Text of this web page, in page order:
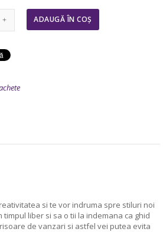
ADAUGĂ ÎN COȘ
si te vor indruma spre stiluri noi
liber si sa o tii la indemana ca ghid
de vanzari si astfel vei putea evita